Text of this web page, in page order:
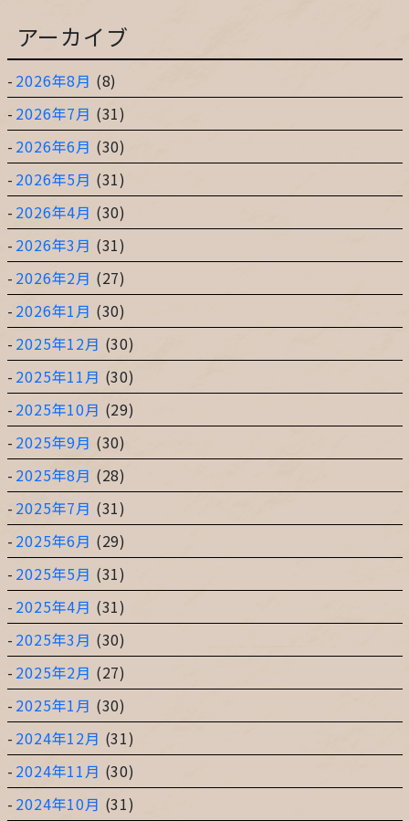
片田舎の小さなカフェ ガーデンアーツ
アーカイブ
2026年8月 (8)
2026年7月 (31)
2026年6月 (30)
2026年5月 (31)
2026年4月 (30)
2026年3月 (31)
2026年2月 (27)
2026年1月 (30)
2025年12月 (30)
2025年11月 (30)
2025年10月 (29)
2025年9月 (30)
2025年8月 (28)
2025年7月 (31)
2025年6月 (29)
2025年5月 (31)
2025年4月 (31)
2025年3月 (30)
2025年2月 (27)
2025年1月 (30)
2024年12月 (31)
2024年11月 (30)
2024年10月 (31)